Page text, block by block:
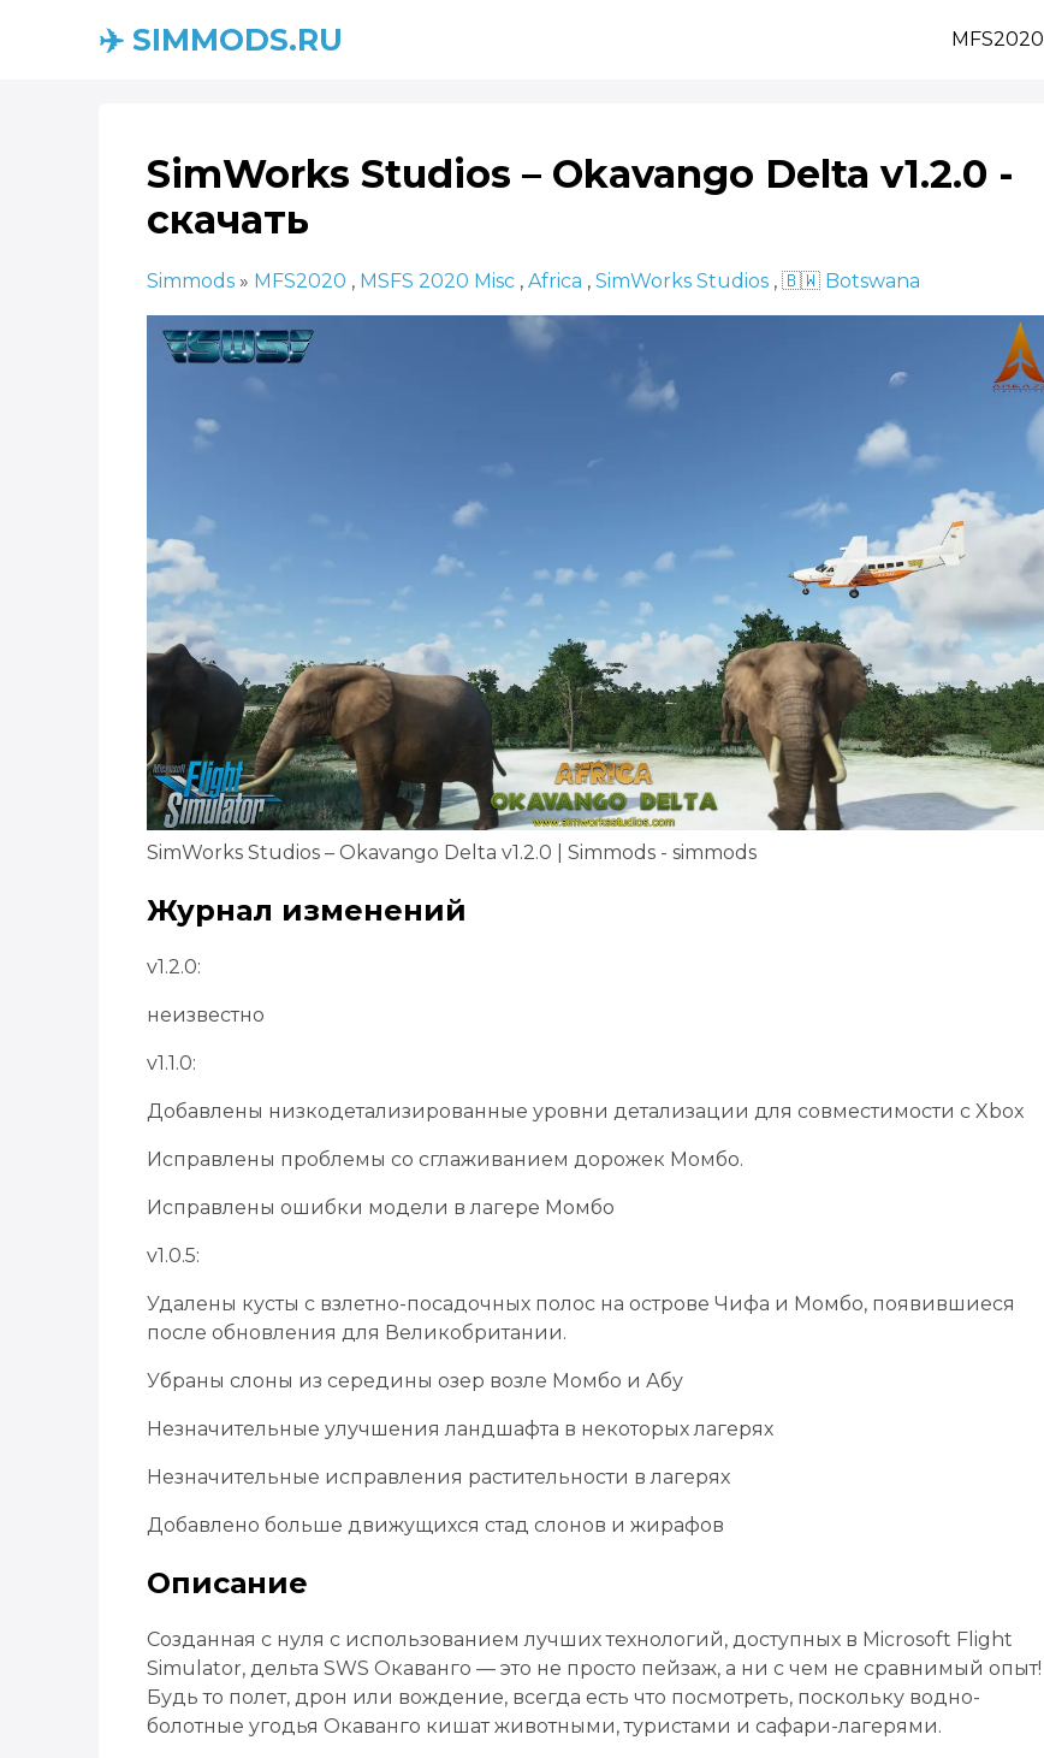
✈️ SIMMODS.RU MFS2020
SimWorks Studios – Okavango Delta v1.2.0 -
скачать
Simmods » MFS2020 , MSFS 2020 Misc , Africa , SimWorks Studios , 🇧🇼 Botswana
SimWorks Studios – Okavango Delta v1.2.0 | Simmods - simmods
Журнал изменений
v1.2.0:
неизвестно
v1.1.0:
Добавлены низкодетализированные уровни детализации для совместимости с Xbox
Исправлены проблемы со сглаживанием дорожек Момбо.
Исправлены ошибки модели в лагере Момбо
v1.0.5:
Удалены кусты с взлетно-посадочных полос на острове Чифа и Момбо, появившиеся
после обновления для Великобритании.
Убраны слоны из середины озер возле Момбо и Абу
Незначительные улучшения ландшафта в некоторых лагерях
Незначительные исправления растительности в лагерях
Добавлено больше движущихся стад слонов и жирафов
Описание
Созданная с нуля с использованием лучших технологий, доступных в Microsoft Flight
Simulator, дельта SWS Окаванго — это не просто пейзаж, а ни с чем не сравнимый опыт!
Будь то полет, дрон или вождение, всегда есть что посмотреть, поскольку водно-
болотные угодья Окаванго кишат животными, туристами и сафари-лагерями.